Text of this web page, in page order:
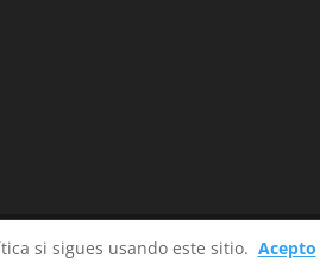
si sigues usando este sitio. Acepto